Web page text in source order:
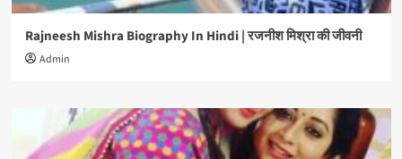
Rajneesh Mishra Biography In Hindi | रजनीश मिश्रा की जीवनी
Admin